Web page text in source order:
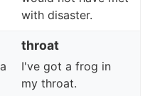
with disaster.
throat
I've got a frog in
my throat.